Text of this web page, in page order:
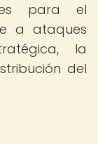
para el
a ataques
la
del